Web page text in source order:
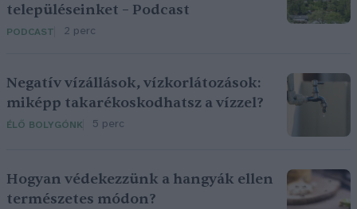
településeinket – Podcast
PODCAST 2 perc
Negatív vízállások, vízkorlátozások:
miképp takarékoskodhatsz a vízzel?
ÉLŐ BOLYGÓNK 5 perc
Hogyan védekezzünk a hangyák ellen
természetes módon?